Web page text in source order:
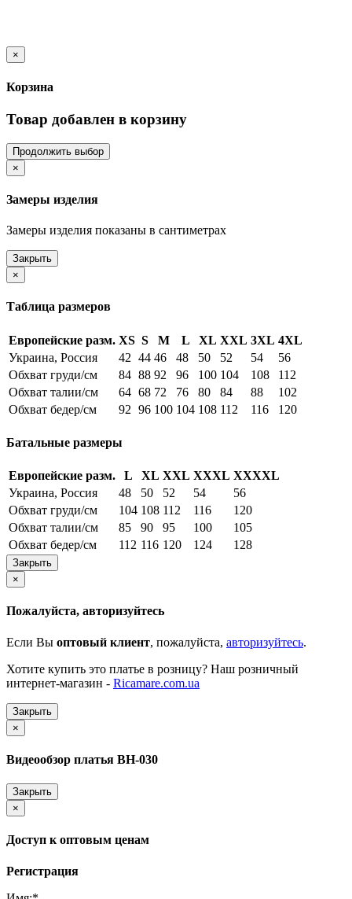
×
Корзина
Товар добавлен в корзину
Продолжить выбор
×
Замеры изделия
Замеры изделия показаны в сантиметрах
Закрыть
×
Таблица размеров
Европейские разм. XS S M L XL XXL 3XL 4XL
Украина, Россия
42 44 46 48 50 52 54
56
Обхват груди/см
84 88 92 96 100 104 108
112
Обхват талии/см
64 68 72 76 80 84 88
102
Обхват бедер/см
92 96 100 104 108 112 116 120
Батальные размеры
Европейские разм. L XL XXL XXXL XXXXL
Украина, Россия
48 50 52 54
56
Обхват груди/см
104 108 112 116
120
Обхват талии/см
85 90 95 100
105
Обхват бедер/см
112 116 120 124 128
Закрыть
×
Пожалуйста, авторизуйтесь
Если Вы оптовый клиент, пожалуйста, авторизуйтесь.
Хотите купить это платье в розницу? Наш розничный
интернет-магазин - Ricamare.com.ua
Закрыть
×
Видеообзор платья BH-030
Закрыть
×
Доступ к оптовым ценам
Регистрация